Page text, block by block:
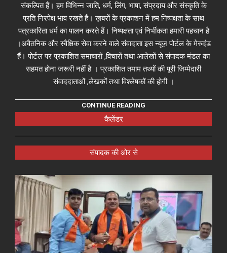
संकल्पित हैं। हम विभिन्न जाति, धर्म, लिंग, भाषा, संप्रदाय और संस्कृति के
प्रति निरपेक्ष भाव रखते हैं। ख़बरों के प्रकाशन में हम निष्पक्षता के साथ
पत्रकारिता धर्म का पालन करते हैं। निष्पक्षता एवं निर्भीकता हमारी पहचान है
।अवैतनिक और स्वैक्षिक सेवा करने वाले संवादाता इस न्यूज़ पोर्टल के मेरुदंड
हैं। पोर्टल पर प्रकाशित समाचारों ,विचारों तथा आलेखों से संपादक मंडल का
सहमत होना जरूरी नहीं है । प्रकाशित तमाम तथ्यों की पूरी जिम्मेदारी
संवाददाताओं ,लेखकों तथा विश्लेषकों की होगी ।
CONTINUE READING
कैलेंडर
संपादक की ओर से